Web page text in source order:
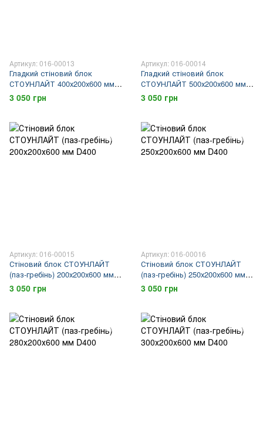
Артикул: 016-00013
Гладкий стіновий блок
СТОУНЛАЙТ 400х200х600 мм
D400
3 050 грн
Артикул: 016-00014
Гладкий стіновий блок
СТОУНЛАЙТ 500х200х600 мм
D400
3 050 грн
Артикул: 016-00015
Стіновий блок СТОУНЛАЙТ
(паз-гребінь) 200х200х600 мм
D400
3 050 грн
Артикул: 016-00016
Стіновий блок СТОУНЛАЙТ
(паз-гребінь) 250х200х600 мм
D400
3 050 грн